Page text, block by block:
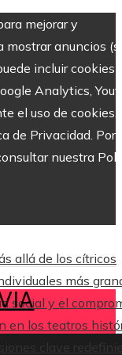
mejorar y
mostrar anuncios
incluir cookies
Analytics,
el uso de cookies.
de Privacidad. Por
nuestra
allá de los cítricos
más
social y el
en los teatros
clave